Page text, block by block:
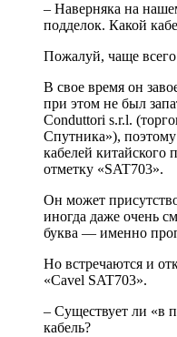
– Наверняка на
подделок. Какой
Пожалуй, чаще
В свое время он
при этом не был
Conduttori s.r.l.
Спутника»),
кабелей китайского
отметку «SAT703».
Он может
иногда даже очень
буква — именно
Но встречаются и
«Cavel SAT703».
– Существует ли «в
кабель?